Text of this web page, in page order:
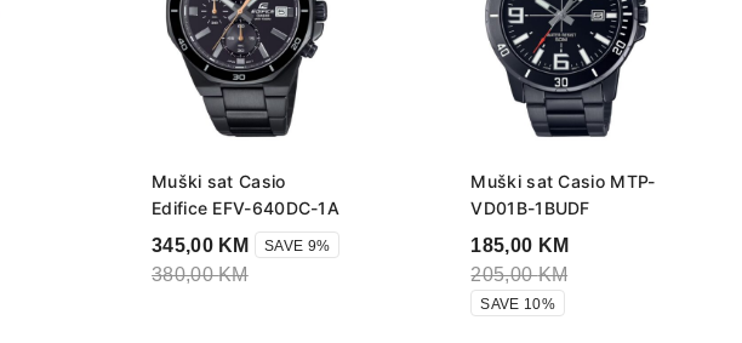
Muški sat Casio
Edifice EFV-640DC-1A
345,00 KM
380,00KM
SAVE 9%
Muški sat Casio MTP-
VD01B-1BUDF
185,00 KM
205,00KM
SAVE 10%